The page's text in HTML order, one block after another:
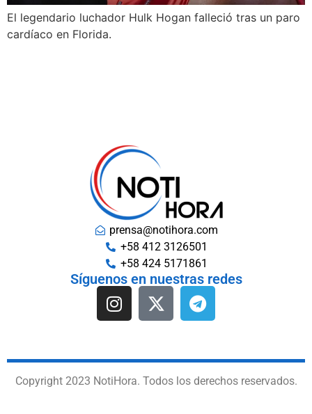
El legendario luchador Hulk Hogan falleció tras un paro
cardíaco en Florida.
prensa@notihora.com
+58 412 3126501
+58 424 5171861
Síguenos en nuestras redes
Copyright 2023 NotiHora. Todos los derechos reservados.